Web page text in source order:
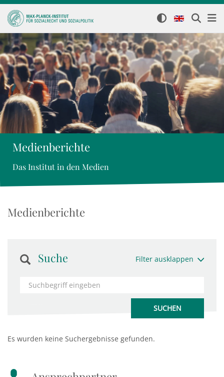
Medienberichte
Das Institut in den Medien
Medienberichte
Suche Filter ausklappen
Es wurden keine Suchergebnisse gefunden.